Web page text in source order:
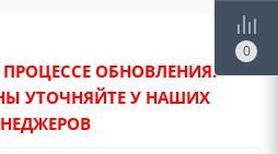
ОБНОВЛЕНИЯ.
УТОЧНЯЙТЕ У НАШИХ
0